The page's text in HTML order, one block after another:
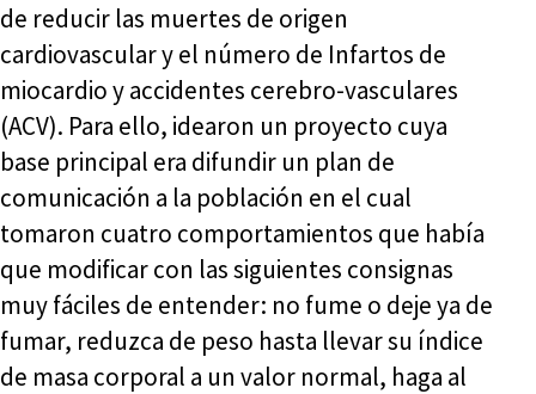
de reducir las muertes de origen
cardiovascular y el número de Infartos de
miocardio y accidentes cerebro-vasculares
(ACV). Para ello, idearon un proyecto cuya
base principal era difundir un plan de
comunicación a la población en el cual
tomaron cuatro comportamientos que había
que modificar con las siguientes consignas
muy fáciles de entender: no fume o deje ya de
fumar, reduzca de peso hasta llevar su índice
de masa corporal a un valor normal, haga al